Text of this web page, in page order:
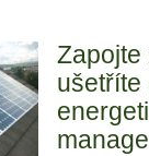
Zapojte
ušetříte